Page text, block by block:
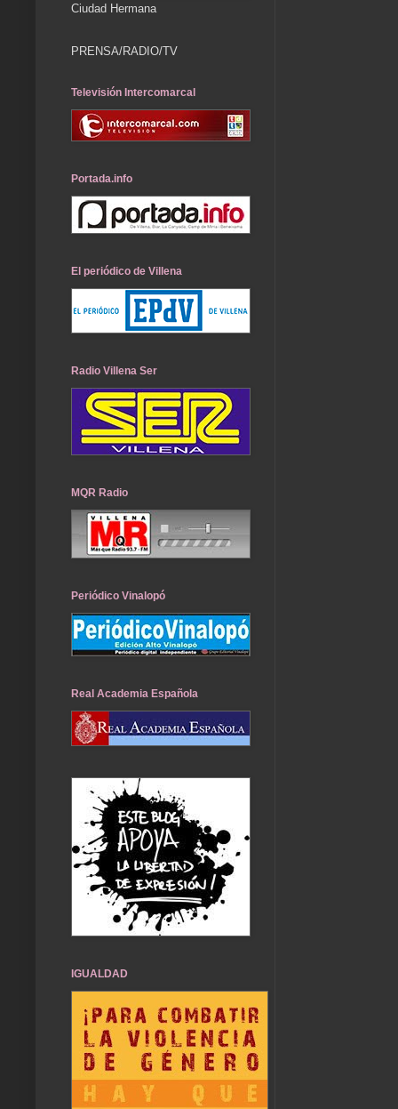
Ciudad Hermana
PRENSA/RADIO/TV
Televisión Intercomarcal
Portada.info
El periódico de Villena
Radio Villena Ser
MQR Radio
Periódico Vinalopó
Real Academia Española
IGUALDAD